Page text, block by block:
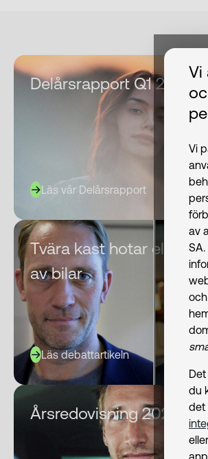
Delårsrapport Q1 2026
Läs vår Delårsrapport
Tvära kast hotar
av bilar
Läs debattartikeln
Årsredovisning 2025
Vi
Vi
av
du
det
eller